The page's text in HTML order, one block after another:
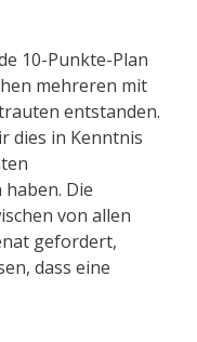
10-Punkte-Plan
mehreren mit
entstanden.
dies in Kenntnis
Die
von allen
gefordert,
dass eine